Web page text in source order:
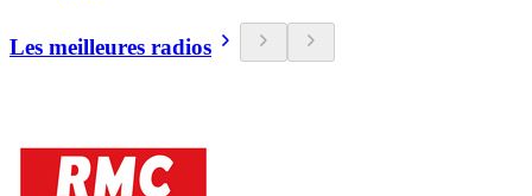
Les meilleures radios